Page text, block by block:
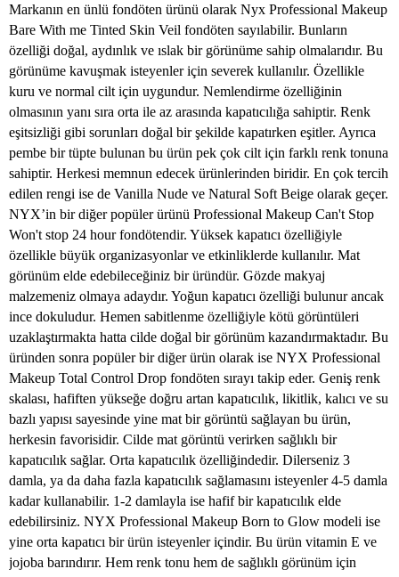
Markanın en ünlü fondöten ürünü olarak Nyx Professional Makeup
Bare With me Tinted Skin Veil fondöten sayılabilir. Bunların
özelliği doğal, aydınlık ve ıslak bir görünüme sahip olmalarıdır. Bu
görünüme kavuşmak isteyenler için severek kullanılır. Özellikle
kuru ve normal cilt için uygundur. Nemlendirme özelliğinin
olmasının yanı sıra orta ile az arasında kapatıcılığa sahiptir. Renk
eşitsizliği gibi sorunları doğal bir şekilde kapatırken eşitler. Ayrıca
pembe bir tüpte bulunan bu ürün pek çok cilt için farklı renk tonuna
sahiptir. Herkesi memnun edecek ürünlerinden biridir. En çok tercih
edilen rengi ise de Vanilla Nude ve Natural Soft Beige olarak geçer.
NYX’in bir diğer popüler ürünü Professional Makeup Can't Stop
Won't stop 24 hour fondötendir. Yüksek kapatıcı özelliğiyle
özellikle büyük organizasyonlar ve etkinliklerde kullanılır. Mat
görünüm elde edebileceğiniz bir üründür. Gözde makyaj
malzemeniz olmaya adaydır. Yoğun kapatıcı özelliği bulunur ancak
ince dokuludur. Hemen sabitlenme özelliğiyle kötü görüntüleri
uzaklaştırmakta hatta cilde doğal bir görünüm kazandırmaktadır. Bu
üründen sonra popüler bir diğer ürün olarak ise NYX Professional
Makeup Total Control Drop fondöten sırayı takip eder. Geniş renk
skalası, hafiften yükseğe doğru artan kapatıcılık, likitlik, kalıcı ve su
bazlı yapısı sayesinde yine mat bir görüntü sağlayan bu ürün,
herkesin favorisidir. Cilde mat görüntü verirken sağlıklı bir
kapatıcılık sağlar. Orta kapatıcılık özelliğindedir. Dilerseniz 3
damla, ya da daha fazla kapatıcılık sağlamasını isteyenler 4-5 damla
kadar kullanabilir. 1-2 damlayla ise hafif bir kapatıcılık elde
edebilirsiniz. NYX Professional Makeup Born to Glow modeli ise
yine orta kapatıcı bir ürün isteyenler içindir. Bu ürün vitamin E ve
jojoba barındırır. Hem renk tonu hem de sağlıklı görünüm için